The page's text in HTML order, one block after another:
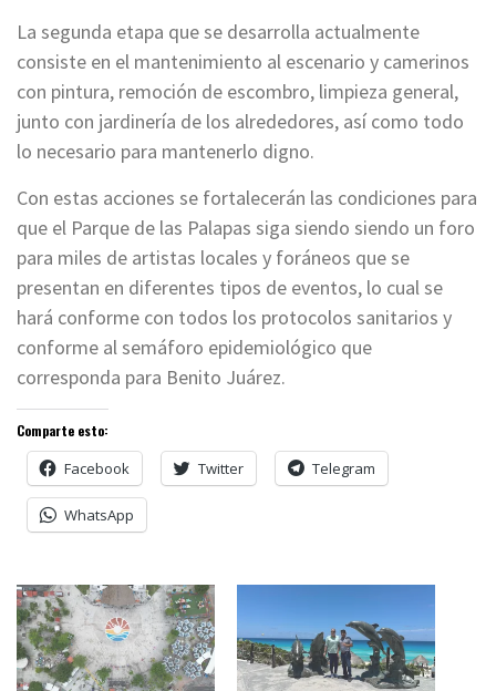
La segunda etapa que se desarrolla actualmente
consiste en el mantenimiento al escenario y camerinos
con pintura, remoción de escombro, limpieza general,
junto con jardinería de los alrededores, así como todo
lo necesario para mantenerlo digno.
Con estas acciones se fortalecerán las condiciones para
que el Parque de las Palapas siga siendo siendo un foro
para miles de artistas locales y foráneos que se
presentan en diferentes tipos de eventos, lo cual se
hará conforme con todos los protocolos sanitarios y
conforme al semáforo epidemiológico que
corresponda para Benito Juárez.
Comparte esto:
Facebook Twitter Telegram
WhatsApp